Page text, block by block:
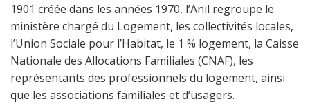
1901 créée dans les années 1970, l’Anil regroupe le
ministère chargé du Logement, les collectivités locales,
l’Union Sociale pour l’Habitat, le 1 % logement, la Caisse
Nationale des Allocations Familiales (CNAF), les
représentants des professionnels du logement, ainsi
que les associations familiales et d’usagers.